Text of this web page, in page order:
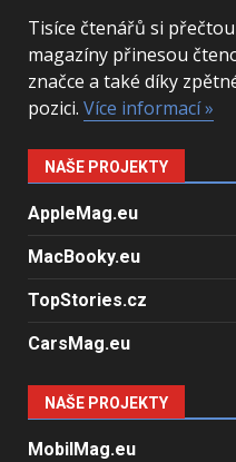
Tisíce čtenářů si přečtou
magazíny přinesou
značce a také díky
pozici. Více informací »
NAŠE PROJEKTY
AppleMag.eu
MacBooky.eu
TopStories.cz
CarsMag.eu
NAŠE PROJEKTY
MobilMag.eu